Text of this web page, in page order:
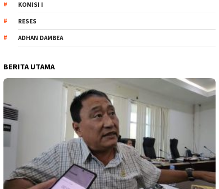
KOMISI I
RESES
ADHAN DAMBEA
BERITA UTAMA